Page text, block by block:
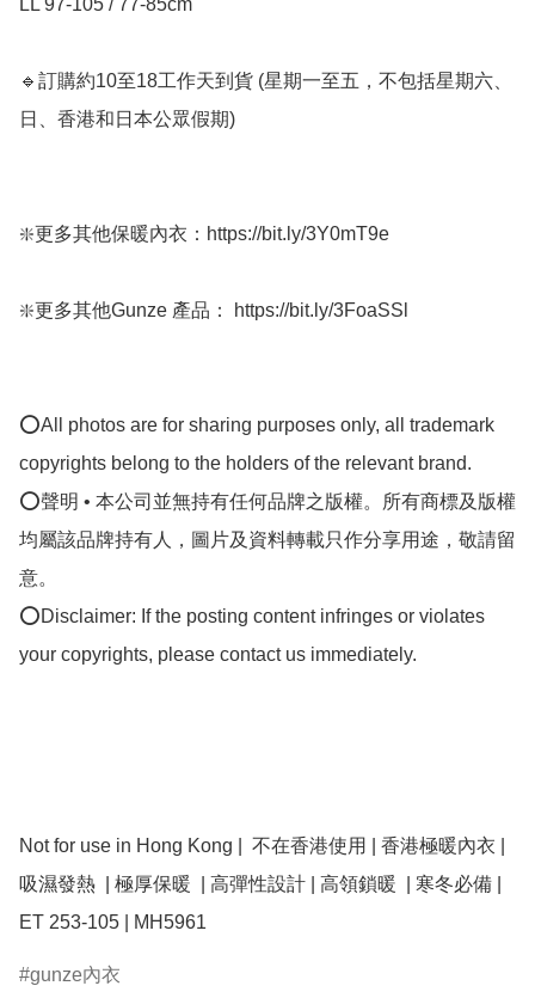
LL 97-105 / 77-85cm
🔹訂購約10至18工作天到貨 (星期一至五，不包括星期六、
日、香港和日本公眾假期) ﻿
❇️更多其他保暖內衣：https://bit.ly/3Y0mT9e
❇️更多其他Gunze 產品： https://bit.ly/3FoaSSl
⭕All photos are for sharing purposes only, all trademark
copyrights belong to the holders of the relevant brand.
⭕聲明 • 本公司並無持有任何品牌之版權。所有商標及版權
均屬該品牌持有人，圖片及資料轉載只作分享用途，敬請留
意。
⭕Disclaimer: If the posting content infringes or violates
your copyrights, please contact us immediately.
Not for use in Hong Kong |  不在香港使用 | 香港極暖內衣 |
吸濕發熱  | 極厚保暖  | 高彈性設計 | 高領鎖暖  | 寒冬必備 |
ET 253-105 | MH5961
gunze內衣